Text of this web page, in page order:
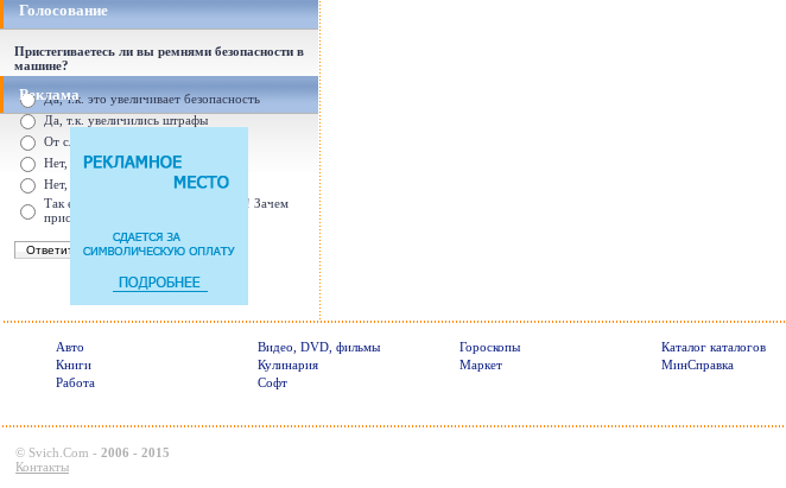
Голосование
Пристегиваетесь ли вы ремнями безопасности в
машине?
Да, т.к. это увеличивает безопасность
Да, т.к. увеличились штрафы
От случая к случаю...
Нет, с ремнем не удобно
Нет, Я уверен в себе
Так есть же подушки безопасности! Зачем
пристегива
Реклама
Авто Видео, DVD, фильмы Гороскопы Каталог каталогов
Книги
Кулинария Маркет МинСправка
Работа
Софт
© Svich.Com - 2006 - 2015
Контакты